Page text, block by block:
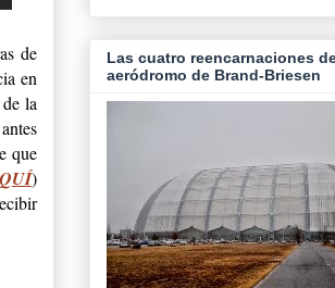
de
en
la
que
)
Las cuatro reencarnaciones
aeródromo de Brand-Briesen